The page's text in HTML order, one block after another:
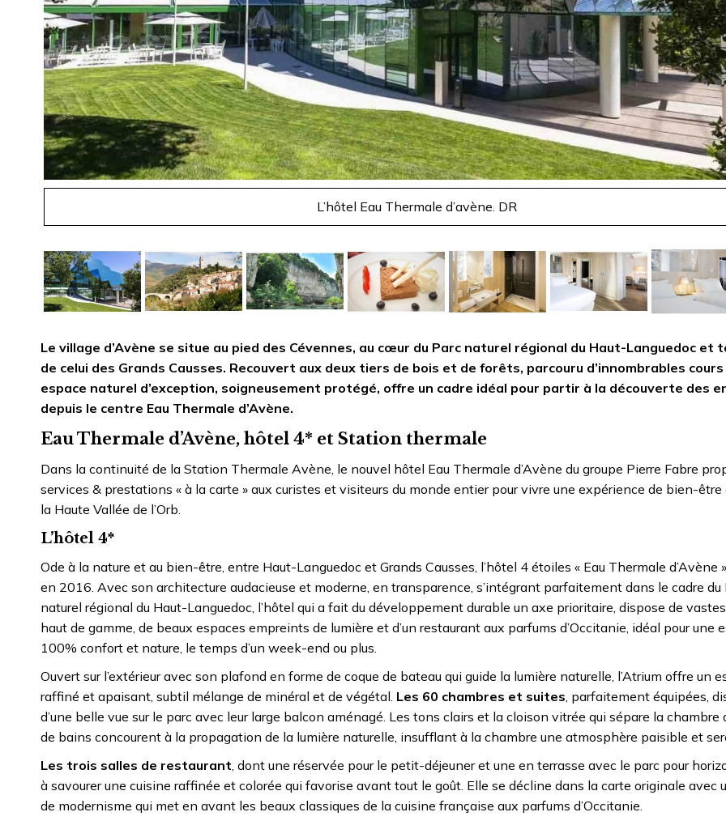
L’hôtel Eau Thermale d’avène. DR
Le village d’Avène se situe au pied des Cévennes, au cœur du Parc naturel régional du Haut-Languedoc et
de celui des Grands Causses. Recouvert aux deux tiers de bois et de forêts, parcouru d’innombrables cours
espace naturel d’exception, soigneusement protégé, offre un cadre idéal pour partir à la découverte des
depuis le centre Eau Thermale d’Avène.
Eau Thermale d’Avène, hôtel 4* et Station thermale
Dans la continuité de la Station Thermale Avène, le nouvel hôtel Eau Thermale d’Avène du groupe Pierre Fabre
services & prestations « à la carte » aux curistes et visiteurs du monde entier pour vivre une expérience de bien-
la Haute Vallée de l’Orb.
L’hôtel 4*
Ode à la nature et au bien-être, entre Haut-Languedoc et Grands Causses, l’hôtel 4 étoiles « Eau Thermale d’Avène
en 2016. Avec son architecture audacieuse et moderne, en transparence, s’intégrant parfaitement dans le cadre du
naturel régional du Haut-Languedoc, l’hôtel qui a fait du développement durable un axe prioritaire, dispose de
haut de gamme, de beaux espaces empreints de lumière et d’un restaurant aux parfums d’Occitanie, idéal pour une
100% confort et nature, le temps d’un week-end ou plus.
Ouvert sur l’extérieur avec son plafond en forme de coque de bateau qui guide la lumière naturelle, l’Atrium offre un
raffiné et apaisant, subtil mélange de minéral et de végétal. Les 60 chambres et suites, parfaitement équipées,
d’une belle vue sur le parc avec leur large balcon aménagé. Les tons clairs et la cloison vitrée qui sépare la chambre
de bains concourent à la propagation de la lumière naturelle, insufflant à la chambre une atmosphère paisible et
Les trois salles de restaurant, dont une réservée pour le petit-déjeuner et une en terrasse avec le parc pour
à savourer une cuisine raffinée et colorée qui favorise avant tout le goût. Elle se décline dans la carte originale avec
de modernisme qui met en avant les beaux classiques de la cuisine française aux parfums d’Occitanie.